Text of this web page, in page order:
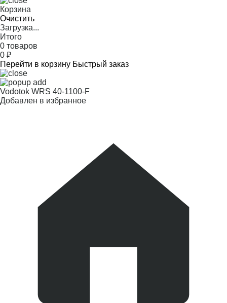
Корзина
Очистить
Загрузка...
Итого
0 товаров
0 ₽
Перейти в корзину Быстрый заказ
Vodotok WRS 40-1100-F
Добавлен в избранное